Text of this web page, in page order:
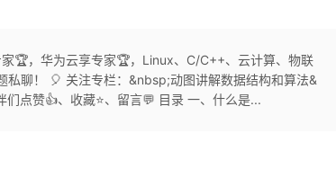
🏆，华为云享专家🏆，Linux、C/C++、云计算、物联
聊！ 🎈 关注专栏：&nbsp;动图讲解数据结构和算法&
点赞👍、收藏⭐、留言💬 目录 一、什么是...